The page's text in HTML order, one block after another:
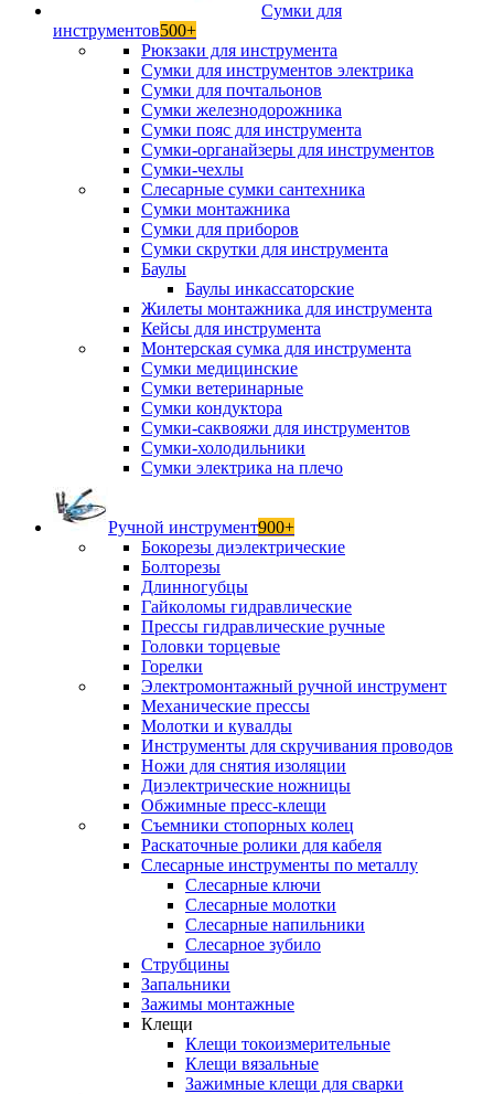
Сумки для
инструментов500+
Рюкзаки для инструмента
Сумки для инструментов электрика
Сумки для почтальонов
Сумки железнодорожника
Сумки пояс для инструмента
Сумки-органайзеры для инструментов
Сумки-чехлы
Слесарные сумки сантехника
Сумки монтажника
Сумки для приборов
Сумки скрутки для инструмента
Баулы
Баулы инкассаторские
Жилеты монтажника для инструмента
Кейсы для инструмента
Монтерская сумка для инструмента
Сумки медицинские
Сумки ветеринарные
Сумки кондуктора
Сумки-саквояжи для инструментов
Сумки-холодильники
Сумки электрика на плечо
Ручной инструмент900+
Бокорезы диэлектрические
Болторезы
Длинногубцы
Гайколомы гидравлические
Прессы гидравлические ручные
Головки торцевые
Горелки
Электромонтажный ручной инструмент
Механические прессы
Молотки и кувалды
Инструменты для скручивания проводов
Ножи для снятия изоляции
Диэлектрические ножницы
Обжимные пресс-клещи
Съемники стопорных колец
Раскаточные ролики для кабеля
Слесарные инструменты по металлу
Слесарные ключи
Слесарные молотки
Слесарные напильники
Слесарное зубило
Струбцины
Запальники
Зажимы монтажные
Клещи
Клещи токоизмерительные
Клещи вязальные
Зажимные клещи для сварки